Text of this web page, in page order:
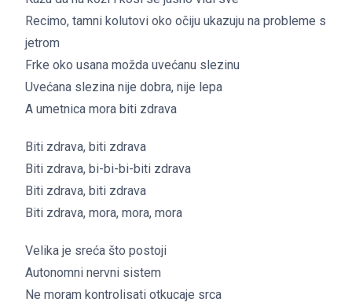
Recimo, tamni kolutovi oko očiju ukazuju na probleme s
jetrom
Frke oko usana možda uvećanu slezinu
Uvećana slezina nije dobra, nije lepa
A umetnica mora biti zdrava
Biti zdrava, biti zdrava
Biti zdrava, bi-bi-bi-biti zdrava
Biti zdrava, biti zdrava
Biti zdrava, mora, mora, mora
Velika je sreća što postoji
Autonomni nervni sistem
Ne moram kontrolisati otkucaje srca